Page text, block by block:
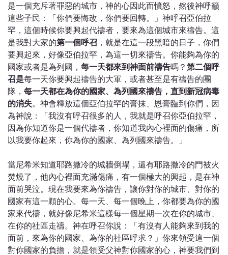
是一個充斥著罪惡的城市，神的心因此而憤怒，然後神呼籲
這些子民：「你們要悔改，你們要回轉。」神呼召亞伯拉
罕，這個時候你要興起代禱者，要來為這個城市來禱告。這
是我對大家的第一個呼召 ，就是在這一段黑暗的日子，你們
要興起來，好像亞伯拉罕，為這一切來禱告。你能夠為你的
國家或者是為列國， 每一天都來到神面前禱告嗎？ 第二個呼
召是每一天你要興起禱告的大軍，或者甚至是有禱告的團
隊， 每一天都在為你的國家、為列國來禱告，直到新冠病毒
的消失 。神會釋放這個亞伯拉罕的膏抹、恩膏臨到你們，因
為神說：「我沒有呼召很多的人，我就是呼召你亞伯拉罕，
因為你知道你是一個代禱者，你知道我內心裡面的傷痛，所
以我要你起來，你為你的國家、為列國來禱告。」
當尼希米知道耶路撒冷的城牆倒塌，還有耶路撒冷的門被火
焚燒了，他內心裡面充滿傷痛，有一個極大的興起，是在神
面前哭泣。現在我要來為你禱告，讓你對你的城市、對你的
國家有這一顆的心。每一天、每一個晚上，你都要為你的國
家來代禱，就好像尼希米這樣每一個星期一次在你的城市、
在你的社區走禱。神在呼召你說：「有沒有人能夠來到我的
面前，來為你的國家、為你的社區呼求？」你來領受這一個
對你國家的負擔，就是領受父神對你國家的心，神要我們到